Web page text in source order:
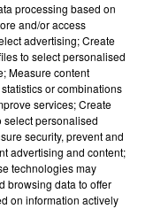
processing based on
and/or access
advertising; Create
to select personalised
Measure content
or combinations
services; Create
select personalised
security, prevent and
advertising and content;
technologies may
browsing data to offer
on information actively